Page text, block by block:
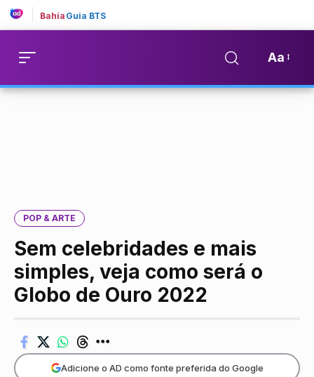
Bahia Guia BTS
Aa
POP & ARTE
Sem celebridades e mais
simples, veja como será o
Globo de Ouro 2022
Adicione o AD como fonte preferida do Google